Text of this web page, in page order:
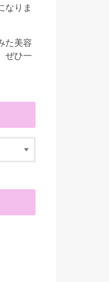
なりま
た美容
ぜひ一